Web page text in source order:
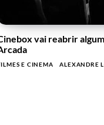
vai reabrir
E CINEMA ALEXANDRE